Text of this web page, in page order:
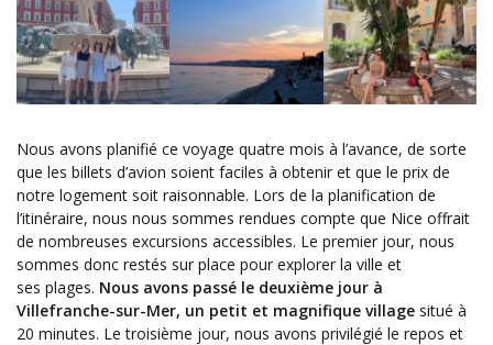
Nous avons planifié ce voyage quatre mois à l’avance, de sorte
que les billets d’avion soient faciles à obtenir et que le prix de
notre logement soit raisonnable. Lors de la planification de
l’itinéraire, nous nous sommes rendues compte que Nice offrait
de nombreuses excursions accessibles. Le premier jour, nous
sommes donc restés sur place pour explorer la ville et
ses plages. Nous avons passé le deuxième jour à
Villefranche-sur-Mer, un petit et magnifique village situé à
20 minutes. Le troisième jour, nous avons privilégié le repos et